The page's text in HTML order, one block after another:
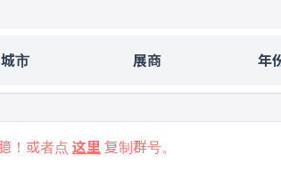
城市 展商 年
！或者点 这里 复制群号。